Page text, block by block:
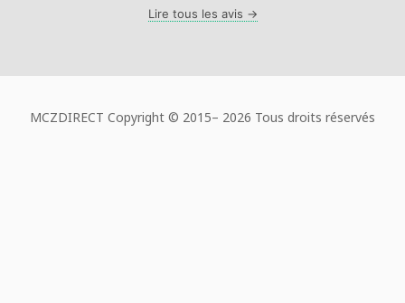
Lire tous les avis →
MCZDIRECT Copyright © 2015– 2026 Tous droits réservés